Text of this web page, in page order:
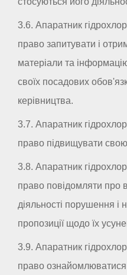
3.6. Апаратник
право запитувати і
матеріали та
своїх посадових
керівництва.
3.7. Апаратник
право підвищувати
3.8. Апаратник
право повідомляти про
діяльності порушення і
пропозиції щодо їх
3.9. Апаратник
право